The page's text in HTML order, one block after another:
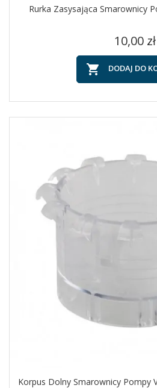
Rurka Zasysająca Smarownicy
Cena
10,00 zł
 DODAJ DO
Korpus Dolny Smarownicy Pompy